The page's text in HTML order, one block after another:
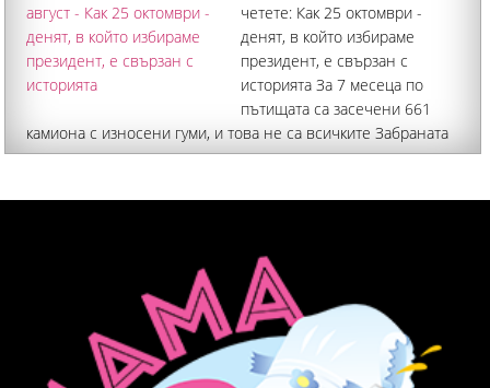
четете: Как 25 октомври -
денят, в който избираме
президент, е свързан с
историята За 7 месеца по
пътищата са засечени 661
камиона с износени гуми, и това не са всичките Забраната
да се обявяват резултати в деня на изборите е цензура -